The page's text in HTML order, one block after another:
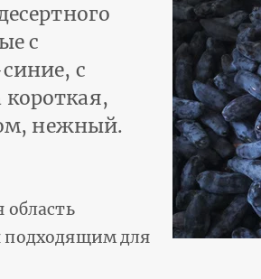
с
с
нежный.
подходящим для